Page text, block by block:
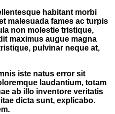
habitant morbi
malesuada fames ac turpis
non molestie tristique,
maximus augue magna
pulvinar neque at,
iste natus error sit
laudantium, totam
ab illo inventore veritatis
dicta sunt, explicabo.